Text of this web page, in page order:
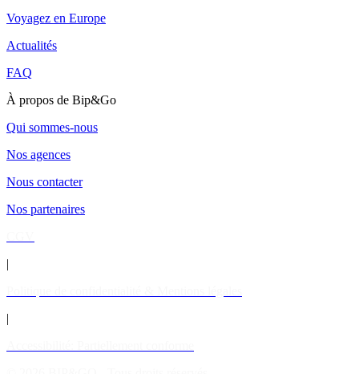
Voyagez en Europe
Actualités
FAQ
À propos de Bip&Go
Qui sommes-nous
Nos agences
Nous contacter
Nos partenaires
|
|